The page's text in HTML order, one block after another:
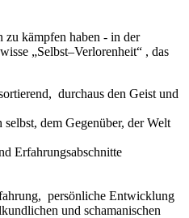
zu kämpfen haben - in der
„Selbst–Verlorenheit“ , das
durchaus den Geist und
dem Gegenüber, der Welt
Erfahrungsabschnitte
persönliche Entwicklung
und schamanischen